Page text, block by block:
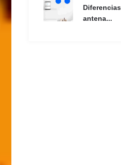
antena...